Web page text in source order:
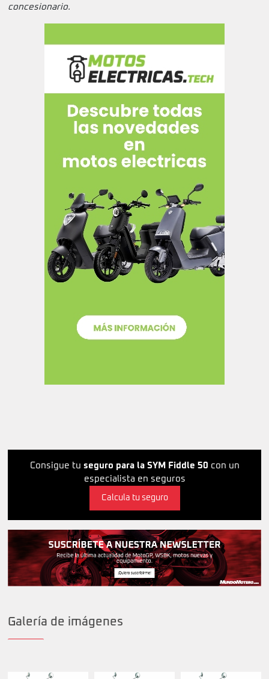
concesionario.
Consigue tu seguro para la SYM Fiddle 50 con un
especialista en seguros
Calcula tu seguro
Galería de imágenes